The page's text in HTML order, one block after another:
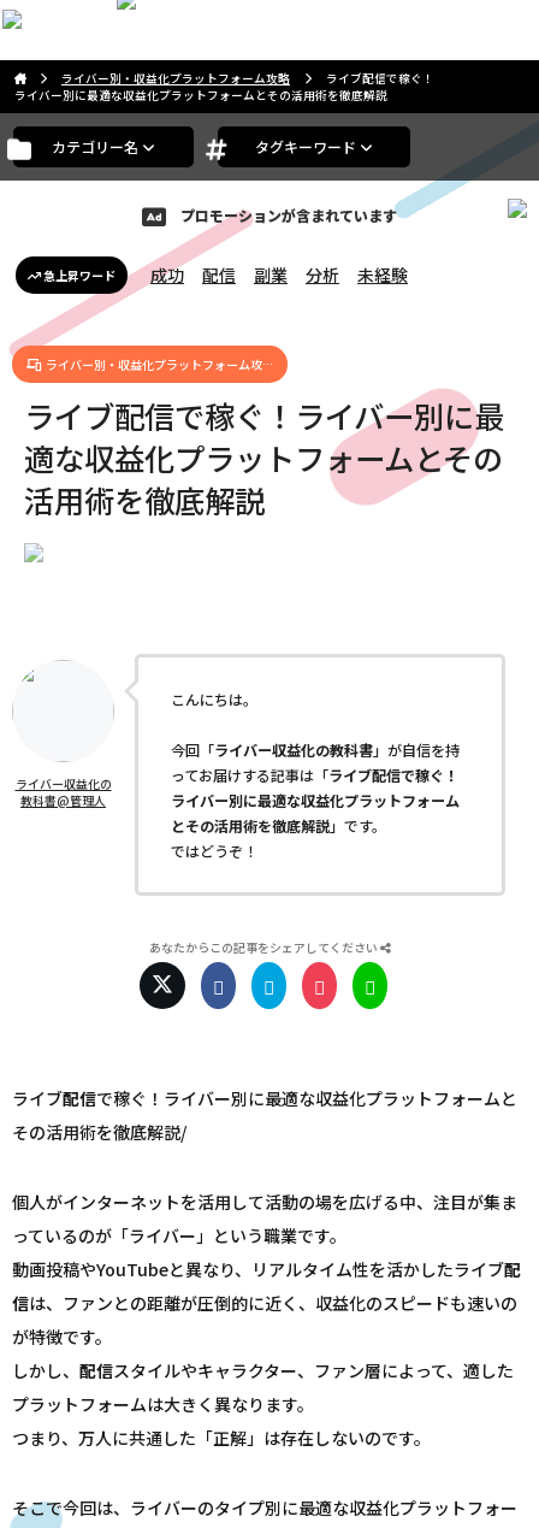
ライバー別・収益化プラットフォーム攻略
ライブ配信で稼ぐ！
ライバー別に最適な収益化プラットフォームとその活用術を徹底解説
カテゴリー名 タグキーワード
プロモーションが含まれています
急上昇ワード 成功 配信 副業 分析 未経験
ライバー別・収益化プラットフォーム攻…
ライブ配信で稼ぐ！ライバー別に最
適な収益化プラットフォームとその
活用術を徹底解説
ライバー収益化の
教科書@管理人
こんにちは。
今回「ライバー収益化の教科書」が自信を持
ってお届けする記事は「ライブ配信で稼ぐ！
ライバー別に最適な収益化プラットフォーム
とその活用術を徹底解説」です。
ではどうぞ！
あなたからこの記事をシェアしてください
ライブ配信で稼ぐ！ライバー別に最適な収益化プラットフォームと
その活用術を徹底解説/
個人がインターネットを活用して活動の場を広げる中、注目が集ま
っているのが「ライバー」という職業です。
動画投稿やYouTubeと異なり、リアルタイム性を活かしたライブ配
信は、ファンとの距離が圧倒的に近く、収益化のスピードも速いの
が特徴です。
しかし、 配信スタイルやキャラクター、ファン層によって、適した
プラットフォームは大きく異なります。
つまり、万人に共通した「正解」は存在しないのです。
そこで今回は、ライバーのタイプ別に最適な収益化プラットフォー